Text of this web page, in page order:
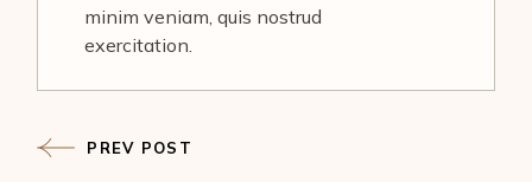
minim veniam, quis nostrud
exercitation.
PREV POST